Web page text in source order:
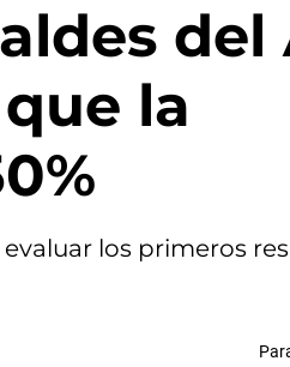
del
la
los primeros